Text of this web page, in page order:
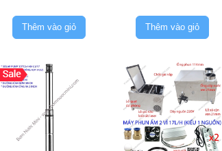
Thêm vào giỏ Thêm vào giỏ